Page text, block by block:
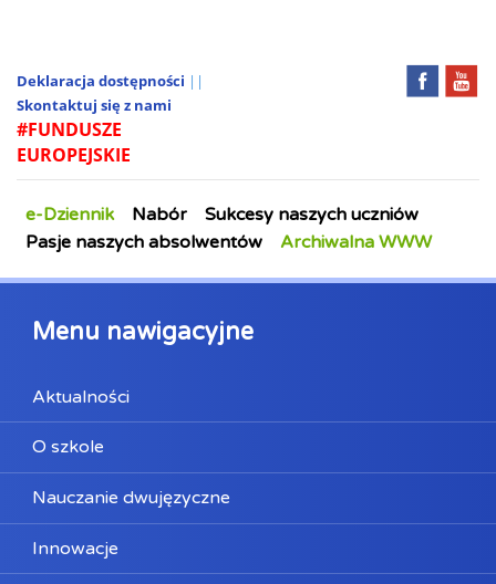
Deklaracja dostępności ||
Skontaktuj się z nami
#FUNDUSZE
EUROPEJSKIE
e-Dziennik Nabór
Sukcesy naszych uczniów
Pasje naszych absolwentów
Archiwalna WWW
Menu nawigacyjne
Aktualności
O szkole
Nauczanie dwujęzyczne
Innowacje